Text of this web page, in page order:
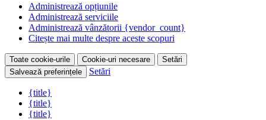
Administrează opțiunile
Administrează serviciile
Administrează vânzătorii {vendor_count}
Citește mai multe despre aceste scopuri
Toate cookie-urile Cookie-uri necesare
Setări
Salvează preferințele
Setări
{title}
{title}
{title}